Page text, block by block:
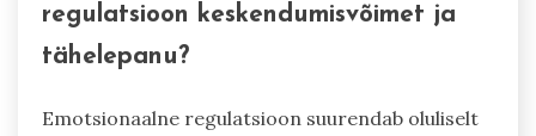
regulatsioon keskendumisvõimet ja
tähelepanu?
Emotsionaalne regulatsioon suurendab oluliselt